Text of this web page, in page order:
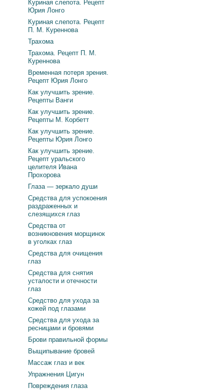
Куриная слепота. Рецепт
Юрия Лонго
Куриная слепота. Рецепт
П. М. Куреннова
Трахома
Трахома. Рецепт П. М.
Куреннова
Временная потеря зрения.
Рецепт Юрия Лонго
Как улучшить зрение.
Рецепты Ванги
Как улучшить зрение.
Рецепты М. Корбетт
Как улучшить зрение.
Рецепты Юрия Лонго
Как улучшить зрение.
Рецепт уральского
целителя Ивана
Прохорова
Глаза — зеркало души
Средства для успокоения
раздраженных и
слезящихся глаз
Средства от
возникновения морщинок
в уголках глаз
Средства для очищения
глаз
Средства для снятия
усталости и отечности
глаз
Средство для ухода за
кожей под глазами
Средства для ухода за
ресницами и бровями
Брови правильной формы
Выщипывание бровей
Массаж глаз и век
Упражнения Цигун
Повреждения глаза